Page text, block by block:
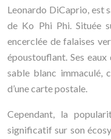
Leonardo DiCaprio, est
de Ko Phi Phi. Située
encerclée de falaises
époustouflant. Ses
sable blanc immaculé,
d’une carte postale.
Cependant, la
significatif sur son